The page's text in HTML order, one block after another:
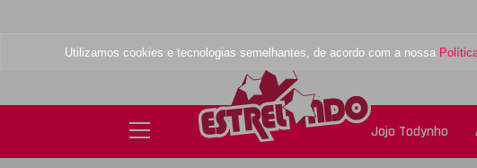
Utilizamos cookies e tecnologias semelhantes, de acordo com a nossa
Jojo Todynho